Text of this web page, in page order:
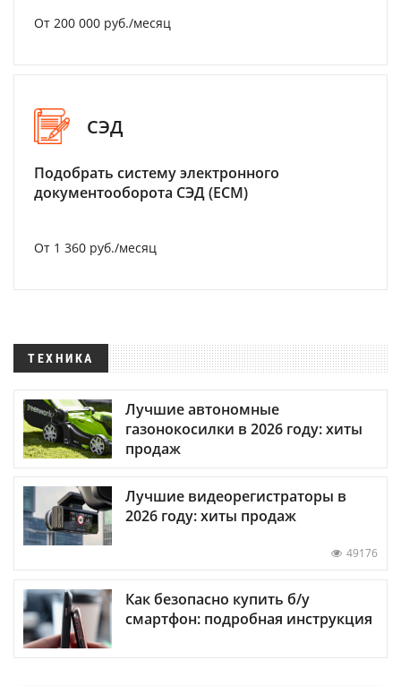
От 200 000 руб./месяц
СЭД
Подобрать систему электронного
документооборота СЭД (ECM)
От 1 360 руб./месяц
ТЕХНИКА
Лучшие автономные
газонокосилки в 2026 году: хиты
продаж
Лучшие видеорегистраторы в
2026 году: хиты продаж
49176
Как безопасно купить б/у
смартфон: подробная инструкция